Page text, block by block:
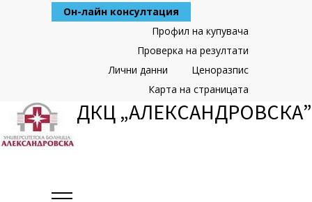
Он-лайн консултация
Профил на купувача
Проверка на резултати
Ценоразпис
Лични данни
Карта на страницата
ДКЦ „АЛЕКСАНДРОВСКА”